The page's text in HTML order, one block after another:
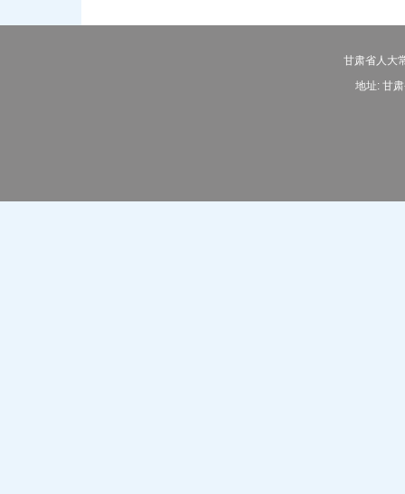
甘肃省人大
地址: 甘